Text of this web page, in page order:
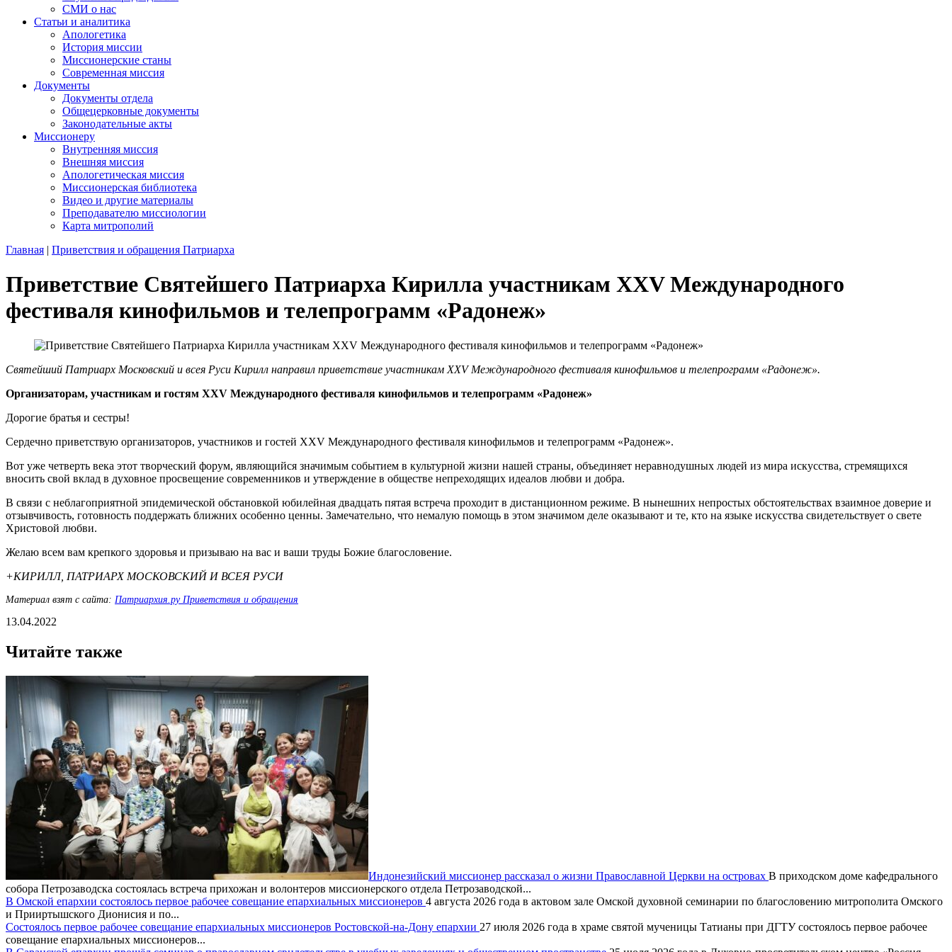
СМИ о нас
Статьи и аналитика
Апологетика
История миссии
Миссионерские станы
Современная миссия
Документы
Документы отдела
Общецерковные документы
Законодательные акты
Миссионеру
Внутренняя миссия
Внешняя миссия
Апологетическая миссия
Миссионерская библиотека
Видео и другие материалы
Преподавателю миссиологии
Карта митрополий
Главная | Приветствия и обращения Патриарха
Приветствие Святейшего Патриарха Кирилла участникам XXV Международного
фестиваля кинофильмов и телепрограмм «Радонеж»
Святейший Патриарх Московский и всея Руси Кирилл направил приветствие участникам XXV Международного фестиваля кинофильмов и телепрограмм «Радонеж».
Организаторам, участникам и гостям XXV Международного фестиваля кинофильмов и телепрограмм «Радонеж»
Дорогие братья и сестры!
Сердечно приветствую организаторов, участников и гостей XXV Международного фестиваля кинофильмов и телепрограмм «Радонеж».
Вот уже четверть века этот творческий форум, являющийся значимым событием в культурной жизни нашей страны, объединяет неравнодушных людей из мира искусства, стремящихся
вносить свой вклад в духовное просвещение современников и утверждение в обществе непреходящих идеалов любви и добра.
В связи с неблагоприятной эпидемической обстановкой юбилейная двадцать пятая встреча проходит в дистанционном режиме. В нынешних непростых обстоятельствах взаимное доверие и
отзывчивость, готовность поддержать ближних особенно ценны. Замечательно, что немалую помощь в этом значимом деле оказывают и те, кто на языке искусства свидетельствует о свете
Христовой любви.
Желаю всем вам крепкого здоровья и призываю на вас и ваши труды Божие благословение.
+КИРИЛЛ, ПАТРИАРХ МОСКОВСКИЙ И ВСЕЯ РУСИ
Материал взят с сайта: Патриархия.ру Приветствия и обращения
13.04.2022
Читайте также
Индонезийский миссионер рассказал о жизни Православной Церкви на островах В приходском доме кафедрального
собора Петрозаводска состоялась встреча прихожан и волонтеров миссионерского отдела Петрозаводской...
В Омской епархии состоялось первое рабочее совещание епархиальных миссионеров 4 августа 2026 года в актовом зале Омской духовной семинарии по благословению митрополита Омского
и Прииртышского Дионисия и по...
Состоялось первое рабочее совещание епархиальных миссионеров Ростовской-на-Дону епархии 27 июля 2026 года в храме святой мученицы Татианы при ДГТУ состоялось первое рабочее
совещание епархиальных миссионеров...